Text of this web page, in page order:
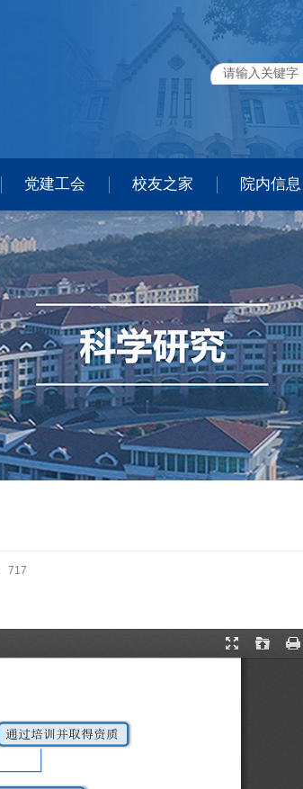
党建工会 校友之家 院内信息
717